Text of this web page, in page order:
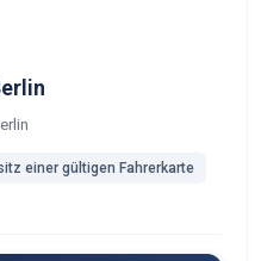
einer gültigen Fahrerkarte